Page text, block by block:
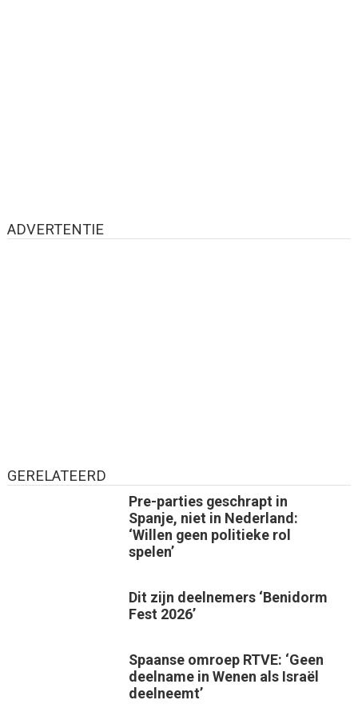
ADVERTENTIE
GERELATEERD
Pre-parties geschrapt in
Spanje, niet in Nederland:
‘Willen geen politieke rol
spelen’
Dit zijn deelnemers ‘Benidorm
Fest 2026’
Spaanse omroep RTVE: ‘Geen
deelname in Wenen als Israël
deelneemt’